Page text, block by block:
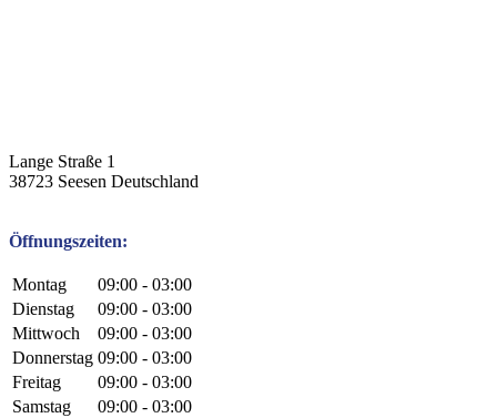
Lange Straße 1
38723 Seesen Deutschland
Öffnungszeiten:
Montag
09:00 - 03:00
Dienstag
09:00 - 03:00
Mittwoch
09:00 - 03:00
Donnerstag 09:00 - 03:00
Freitag
09:00 - 03:00
Samstag
09:00 - 03:00